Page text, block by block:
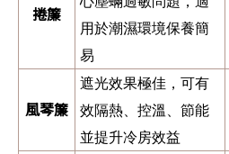
捲簾
用於潮濕環境保養簡
易
風琴簾
遮光效果極佳，可有
效隔熱、控溫、節能
並提升冷房效益